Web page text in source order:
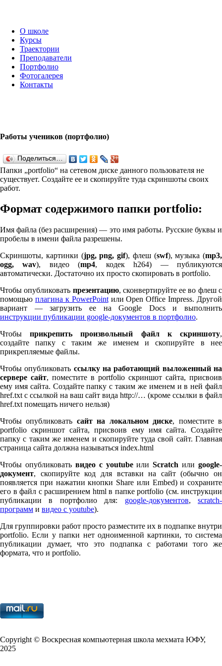
О школе
Курсы
Траектории
Преподаватели
Портфолио
Фотогалерея
Контакты
Работы учеников (портфолио)
Поделиться…
Папки „port­fo­lio“ на сетевом диске данного пользователя не
существует. Создайте ее и скопируйте туда скриншоты своих
работ.
Формат содержимого папки port­fo­lio:
Имя файла (без расширения) — это имя работы. Русские буквы и
пробелы в имени файла разрешены.
Скриншоты, картинки (jpg, png, gif), флеш (swf), музыка (mp3,
ogg, wav), видео (mp4, кодек h264) — публикуются
автоматически. Достаточно их просто скопировать в port­fo­lio.
Чтобы опубликовать презентацию, сконвертируйте ее во флеш с
помощью плагина к Pow­er­Pointили Open Office Impress. Другой
вариант — загрузить ее на Google Docs и выполнить
инструкции публикации google-документов в портфолио.
Чтобыприкрепить произвольный файл к скриншоту,
создайте папку с таким же именем и скопируйте в нее
прикрепляемые файлы.
Чтобы опубликовать ссылку на работающий выложенный на
сервере сайт, поместите в port­fo­lio скриншот сайта, присвоив
ему имя сайта. Создайте папку с таким же именем и в ней файл
href.txt с ссылкой на ваш сайт вида http://… (кроме ссылки в файл
href.txt помещать ничего нельзя)
Чтобы опубликовать сайт на локальном диске, поместите в
port­fo­lio скриншот сайта, присвоив ему имя сайта. Создайте
папку с таким же именем и скопируйте туда свой сайт. Главная
страница сайта должна называться index.html
Чтобы опубликовать видео с youtubeилиScratch или google-
документ, скопируйте код для вставки на сайт (обычно он
появляется при нажатии кнопки Share или Embed) и сохраните
его в файл с расширением html в папке port­fo­lio (см. инструкции
публикации в портфолио для: google-документов,scratch-
программ и видео с youtube).
Для группировки работ просто разместите их в подпапке внутри
port­fo­lio. Если у папки нет одноименной картинки, то система
публикации думает, что это подпапка с работами того же
формата, что и port­fo­lio.
Copy­right © Воскресная компьютерная школа мехмата ЮФУ,
2025